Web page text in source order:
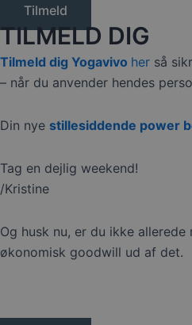
Tilmeld
TILMELD DIG
Tilmeld dig Yogavivo her så
– når du anvender hendes
Din nye stillesiddende power
Tag en dejlig weekend!
/Kristine
Og husk nu, er du ikke
økonomisk goodwill ud af det.